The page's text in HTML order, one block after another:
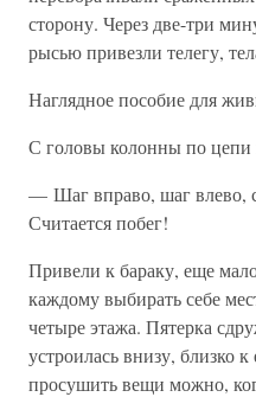
сторону. Через две-три
рысью привезли телегу,
Наглядное пособие для
С головы колонны по
— Шаг вправо, шаг влево,
Считается побег!
Привели к бараку, еще
каждому выбирать себе
четыре этажа. Пятерка
устроилась внизу, близко
просушить вещи можно,